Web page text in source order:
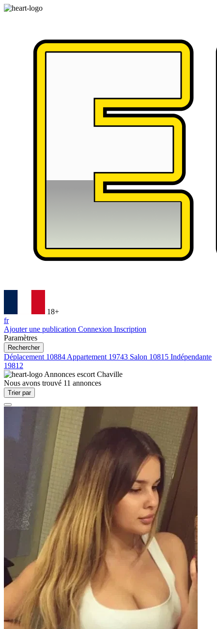
18+
fr
Ajouter une publication Connexion Inscription
Paramètres
Rechercher
Déplacement 10884 Appartement 19743 Salon 10815 Indépendante
19812
Annonces escort Chaville
Nous avons trouvé 11 annonces
Trier par